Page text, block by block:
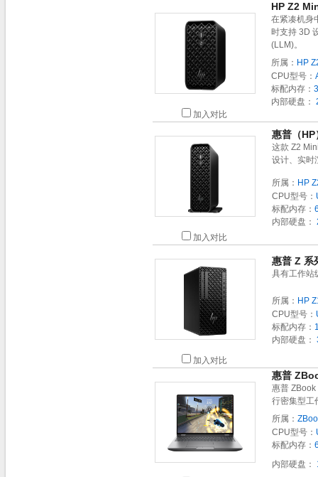
加入对比
HP Z2
在紧凑机身
时支持 3D
(LLM)。
所属： HP
CPU型号：
标配内存：
内部硬盘：
加入对比
惠普（
这款 Z2
设计、实时
所属： HP
CPU型号：
标配内存：
内部硬盘：
加入对比
惠普 Z 系
具有工作站
所属： HP
CPU型号：
标配内存：
内部硬盘：
惠普
惠普
行密集型工
所属：
CPU型号：
标配内存：
内部硬盘：